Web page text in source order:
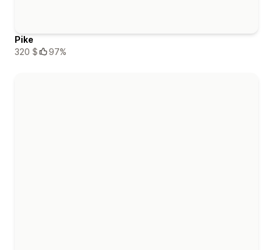
Pike
320 $
97%